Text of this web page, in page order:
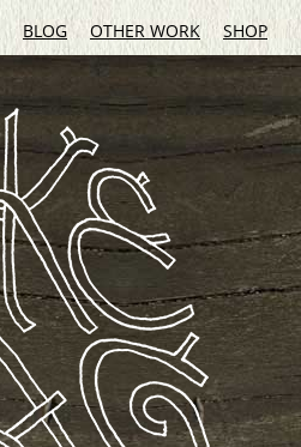
BLOG OTHER WORK SHOP